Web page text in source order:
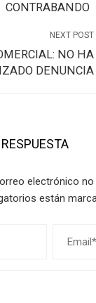
CONTRABANDO
NEXT POST
NO HA
DENUNCIA
electrónico no
están